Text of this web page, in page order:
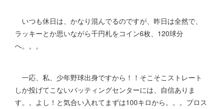
いつも休日は、かなり混んでるのですが、昨日は全然で、
ラッキーとか思いながら千円札をコイン6枚、120球分
へ。。。
一応、私、少年野球出身ですから！！そこそこストレート
しか投げてこないバッティングセンターには、自信ありま
す。。よし！と気合い入れてまずは100キロから。。。プロス